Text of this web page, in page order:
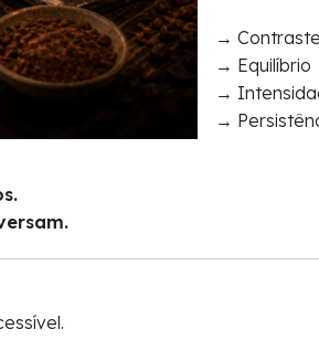
→ Contraste
→ Equilíbrio
→
→